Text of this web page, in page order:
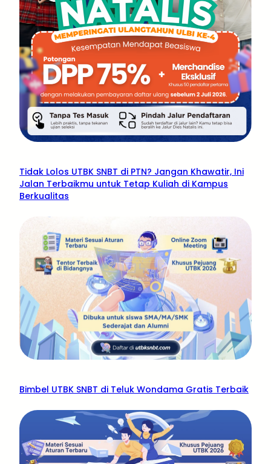
Tidak Lolos UTBK SNBT di PTN? Jangan Khawatir, Ini
Jalan Terbaikmu untuk Tetap Kuliah di Kampus
Berkualitas
Bimbel UTBK SNBT di Teluk Wondama Gratis Terbaik